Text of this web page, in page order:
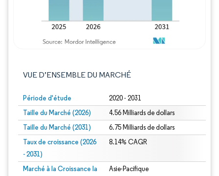
VUE D’ENSEMBLE DU MARCHÉ
Période d'étude 2020 - 2031
Taille du Marché (2026) 4.56 Milliards de dollars
Taille du Marché (2031) 6.75 Milliards de dollars
Taux de croissance (2026
- 2031)
8.14% CAGR
Marché à la Croissance la
Asie-Pacifique